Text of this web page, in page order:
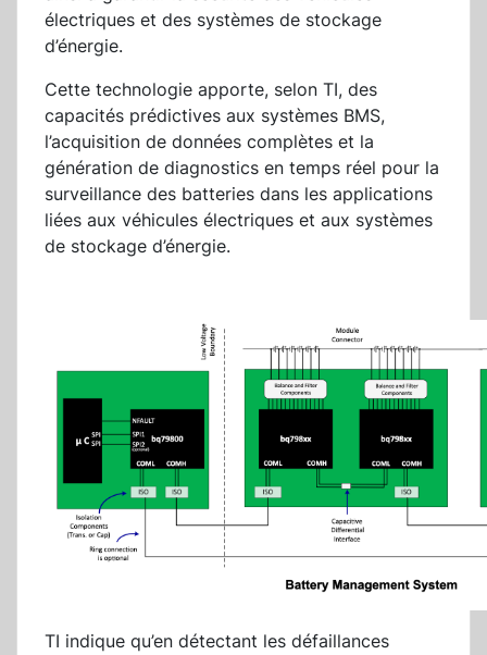
électriques et des systèmes de stockage
d’énergie.
Cette technologie apporte, selon TI, des
capacités prédictives aux systèmes BMS,
l’acquisition de données complètes et la
génération de diagnostics en temps réel pour la
surveillance des batteries dans les applications
liées aux véhicules électriques et aux systèmes
de stockage d’énergie.
TI indique qu’en détectant les défaillances